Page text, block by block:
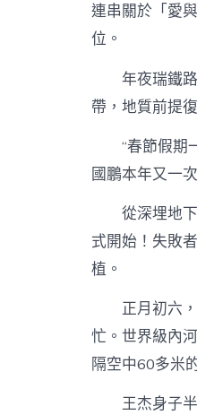
連串關於「愛
位。
年夜瑞鐵
帶，地質前提
“春節假期
國鵬本年又一
從深埋地
式開始！失敗
植。
正月初六
忙。世界級內
隔空中60多米
王杰身子